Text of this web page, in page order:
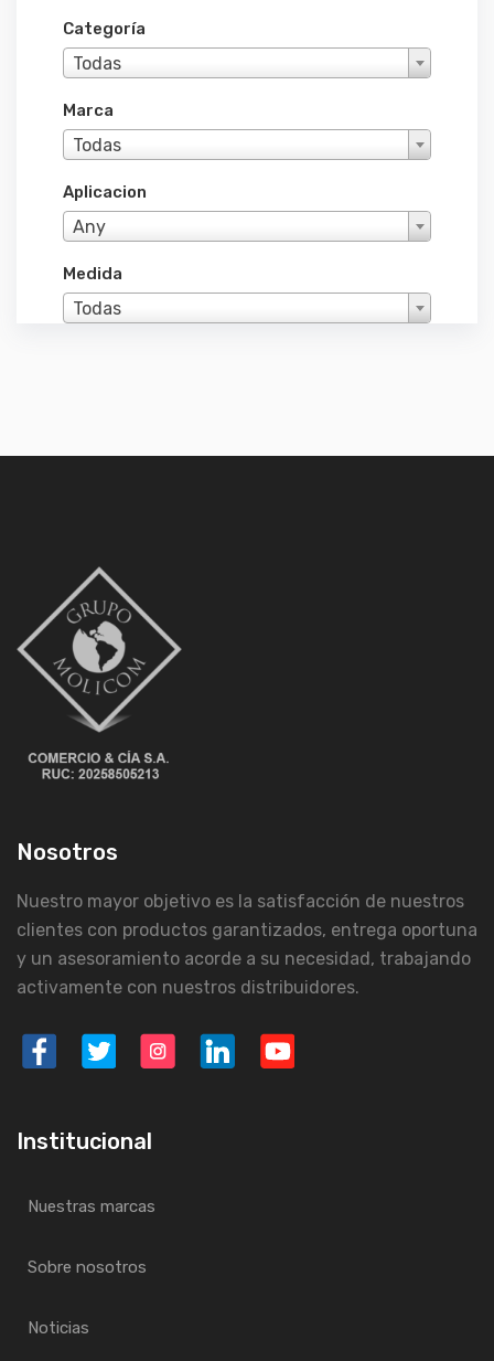
Categoría
Todas
Marca
Todas
Aplicacion
Any
Medida
Todas
Nosotros
Nuestro mayor objetivo es la satisfacción de nuestros
clientes con productos garantizados, entrega oportuna
y un asesoramiento acorde a su necesidad, trabajando
activamente con nuestros distribuidores.
Institucional
Nuestras marcas
Sobre nosotros
Noticias